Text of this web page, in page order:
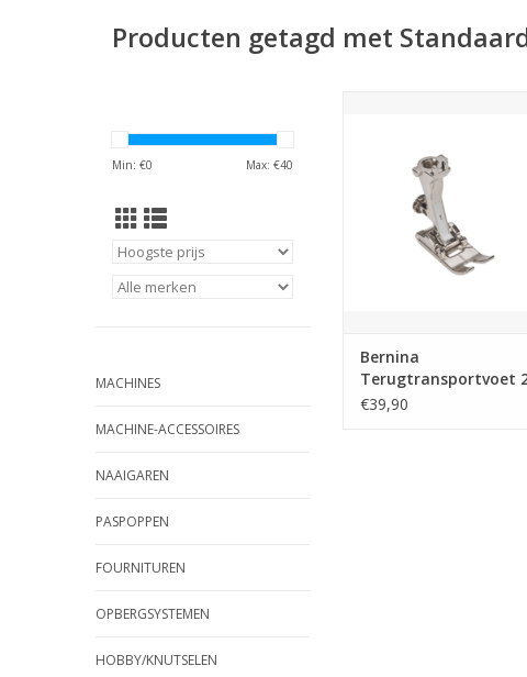
Producten getagd met
Min: €0 Max: €40
MACHINES
MACHINE-ACCESSOIRES
NAAIGAREN
PASPOPPEN
FOURNITUREN
OPBERGSYSTEMEN
HOBBY/KNUTSELEN
TOEVOEGEN AAN
Bernina
Terugtransportvoet
pins #1
€39,90